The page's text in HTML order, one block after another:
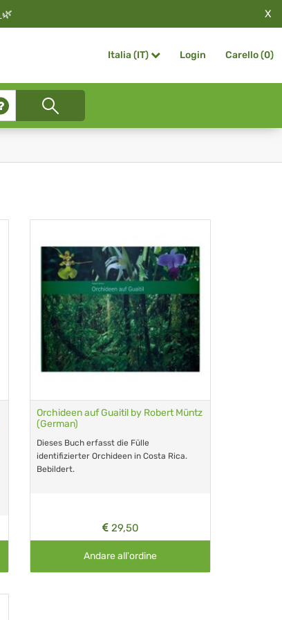
🌿 X
Italia (IT) Login Carello (0)
Orchideen auf Guaitil by Robert Müntz
(German)
Dieses Buch erfasst die Fülle
identifizierter Orchideen in Costa Rica.
Bebildert.
29,50
Andare all'ordine